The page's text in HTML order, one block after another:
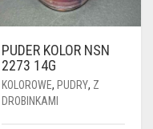
PUDER KOLOR NSN
2273 14G
KOLOROWE, PUDRY, Z
DROBINKAMI